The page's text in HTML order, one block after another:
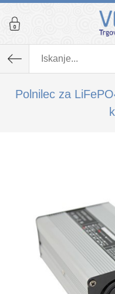
Polnilec za
priporočamo tudi...